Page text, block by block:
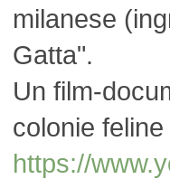
milanese
Gatta".
Un film-
colonie
https://